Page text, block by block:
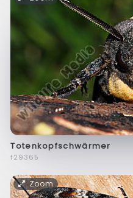
Totenkopfschwärmer
f29365
Zoom